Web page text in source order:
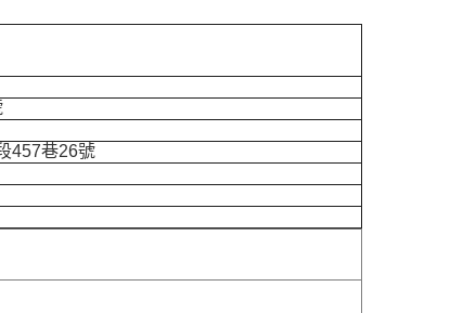
457巷26號